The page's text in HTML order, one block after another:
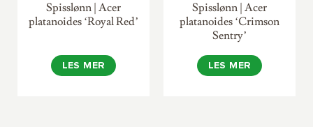
Spisslønn | Acer
platanoides ‘Royal Red’
LES MER
Spisslønn | Acer
platanoides ‘Crimson
Sentry’
LES MER